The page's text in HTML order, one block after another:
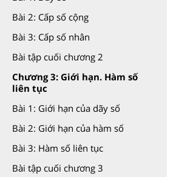
Bài 2: Cấp số cộng
Bài 3: Cấp số nhân
Bài tập cuối chương 2
Chương 3: Giới hạn. Hàm số
liên tục
Bài 1: Giới hạn của dãy số
Bài 2: Giới hạn của hàm số
Bài 3: Hàm số liên tục
Bài tập cuối chương 3